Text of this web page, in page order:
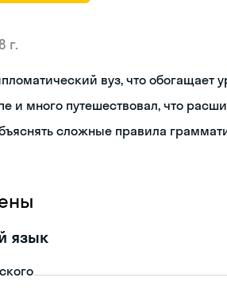
г.
вуз, что обогащает
и много путешествовал, что
сложные правила
язык